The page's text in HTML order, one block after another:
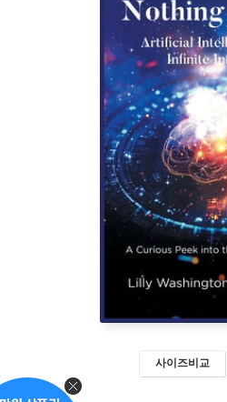
사이즈비교